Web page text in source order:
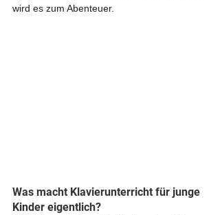
wird es zum Abenteuer.
Was macht Klavierunterricht für junge
Kinder eigentlich?